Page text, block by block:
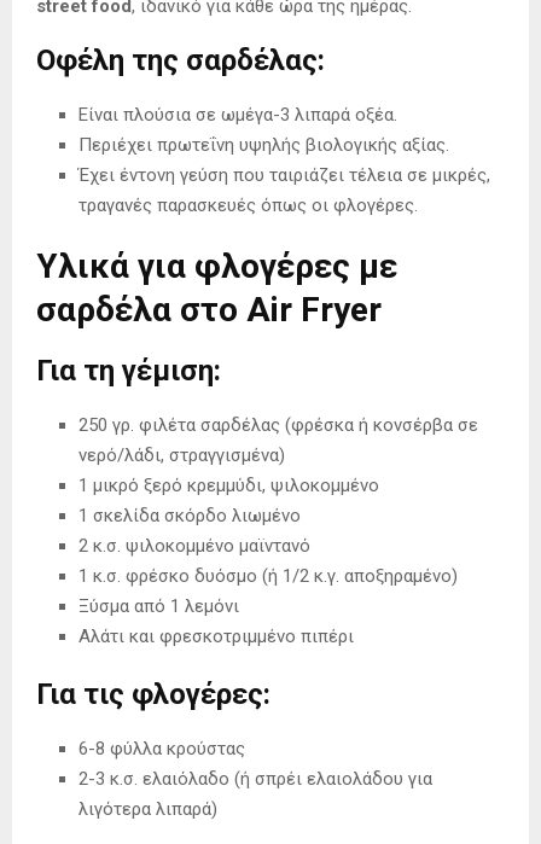
street food, ιδανικό για κάθε ώρα της ημέρας.
Οφέλη της σαρδέλας:
Είναι πλούσια σε ωμέγα-3 λιπαρά οξέα.
Περιέχει πρωτεΐνη υψηλής βιολογικής αξίας.
Έχει έντονη γεύση που ταιριάζει τέλεια σε μικρές,
τραγανές παρασκευές όπως οι φλογέρες.
Υλικά για φλογέρες με
σαρδέλα στο Air Fryer
Για τη γέμιση:
250 γρ. φιλέτα σαρδέλας (φρέσκα ή κονσέρβα σε
νερό/λάδι, στραγγισμένα)
1 μικρό ξερό κρεμμύδι, ψιλοκομμένο
1 σκελίδα σκόρδο λιωμένο
2 κ.σ. ψιλοκομμένο μαϊντανό
1 κ.σ. φρέσκο δυόσμο (ή 1/2 κ.γ. αποξηραμένο)
Ξύσμα από 1 λεμόνι
Αλάτι και φρεσκοτριμμένο πιπέρι
Για τις φλογέρες:
6-8 φύλλα κρούστας
2-3 κ.σ. ελαιόλαδο (ή σπρέι ελαιολάδου για
λιγότερα λιπαρά)